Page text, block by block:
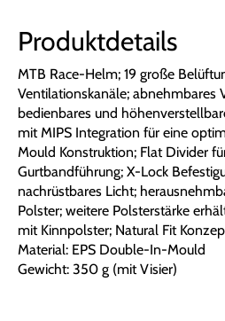
Produktdetails
MTB Race-Helm; 19 große
Ventilationskanäle; abnehmbares
bedienbares und
mit MIPS Integration für eine
Mould Konstruktion; Flat Divider
Gurtbandführung; X-Lock
nachrüstbares Licht;
Polster; weitere Polsterstärke
mit Kinnpolster; Natural Fit
Material: EPS Double-In-Mould
Gewicht: 350 g (mit Visier)